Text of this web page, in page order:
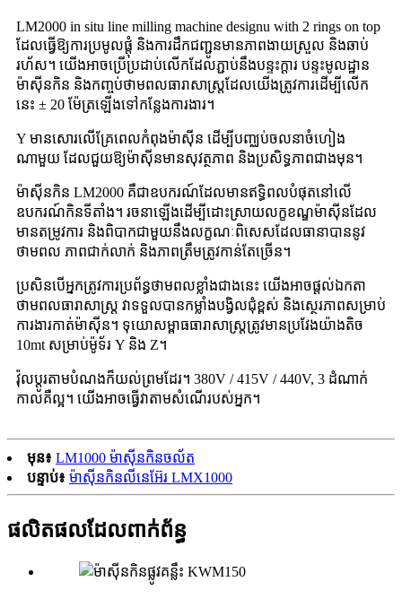
LM2000 in situ line milling machine designu with 2 rings on top
ដែលធ្វើឱ្យការប្រមូលផ្តុំ និងការដឹកជញ្ជូនមានភាពងាយស្រួល និងឆាប់
រហ័ស។ យើង​អាច​ប្រើ​ប្រដាប់​លើក​ដែល​ភ្ជាប់​នឹង​បន្ទះ​ក្តារ បន្ទះ​មូលដ្ឋាន​
ម៉ាស៊ីន​កិន និង​កញ្ចប់​ថាមពល​ធារាសាស្ត្រ​ដែល​យើង​ត្រូវការ​ដើម្បី​លើក​
នេះ ± 20 ម៉ែត្រ​ឡើង​ទៅ​កន្លែង​ការងារ។
Y មានសោរលើគ្រែពេលកំពុងម៉ាស៊ីន ដើម្បីបញ្ឈប់ចលនាចំហៀង
ណាមួយ ដែលជួយឱ្យម៉ាស៊ីនមានសុវត្ថភាព និងប្រសិទ្ធភាពជាងមុន។
ម៉ាស៊ីនកិន LM2000 គឺជាឧបករណ៍ដែលមានឥទ្ធិពលបំផុតនៅលើ
ឧបករណ៍កិនទីតាំង។ រចនាឡើងដើម្បីដោះស្រាយលក្ខខណ្ឌម៉ាស៊ីនដែល
មានតម្រូវការ និងពិបាកជាមួយនឹងលក្ខណៈពិសេសដែលធានាបាននូវ
ថាមពល ភាពជាក់លាក់ និងភាពត្រឹមត្រូវកាន់តែច្រើន។
ប្រសិនបើអ្នកត្រូវការប្រព័ន្ធថាមពលខ្លាំងជាងនេះ យើងអាចផ្តល់ឯកតា
ថាមពលធារាសាស្ត្រ វាទទួលបានកម្លាំងបង្វិលជុំខ្ពស់ និងស្ថេរភាពសម្រាប់
ការងារកាត់ម៉ាស៊ីន។ ទុយោសម្ពាធធារាសាស្ត្រត្រូវមានប្រវែងយ៉ាងតិច
10mt សម្រាប់ម៉ូទ័រ Y និង Z។
វ៉ុលប្ដូរតាមបំណងក៏យល់ព្រមដែរ។ 380V / 415V / 440V, 3 ដំណាក់
កាលគឺល្អ។ យើងអាចធ្វើវាតាមសំណើរបស់អ្នក។
មុន៖ LM1000 ម៉ាស៊ីនកិនចល័ត
បន្ទាប់៖ ម៉ាស៊ីនកិនលីនេអ៊ែរ LMX1000
ផលិតផលដែលពាក់ព័ន្ធ